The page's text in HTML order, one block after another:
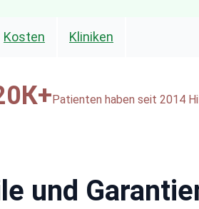
Kosten Kliniken
К+Patienten haben seit 2014
und